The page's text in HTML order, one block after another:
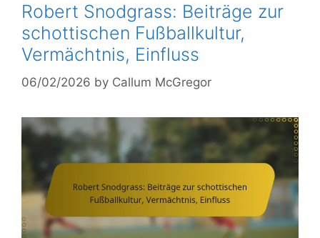
Robert Snodgrass: Beiträge zur
schottischen Fußballkultur,
Vermächtnis, Einfluss
06/02/2026 by Callum McGregor